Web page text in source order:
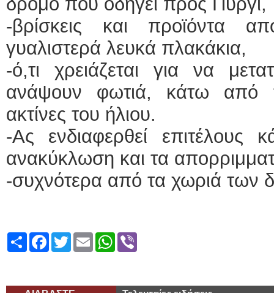
-βρίσκεις και προϊόντα
γυαλιστερά λευκά πλακάκια,
-ό,τι χρειάζεται για να
ανάψουν φωτιά, κάτω από
ακτίνες του ήλιου.
-Ας ενδιαφερθεί
ανακύκλωση και τα
-συχνότερα από τα χωριά των
ShareFacebook
TwitterEmailWhatsApp